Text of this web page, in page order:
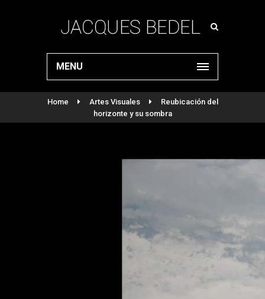
MENU
Home Artes Visuales
Reubicación del
horizonte y su sombra